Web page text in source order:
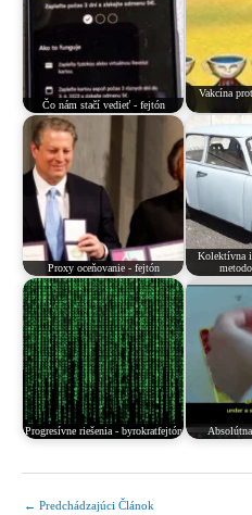
Čo nám stačí vedieť - fejtón
Vakcína
Proxy oceňovanie - fejtón
Kolektívna
Progresívne riešenia - byrokratfejtón
← Predchádzajúci Článok